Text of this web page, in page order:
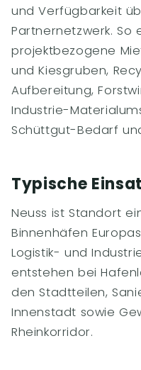
und Verfügbarkeit
Partnernetzwerk. So
projektbezogene
und Kiesgruben,
Aufbereitung,
Industrie-
Schüttgut-Bedarf
Typische
Neuss ist Standort
Binnenhäfen
Logistik- und
entstehen bei
den Stadtteilen,
Innenstadt sowie
Rheinkorridor.